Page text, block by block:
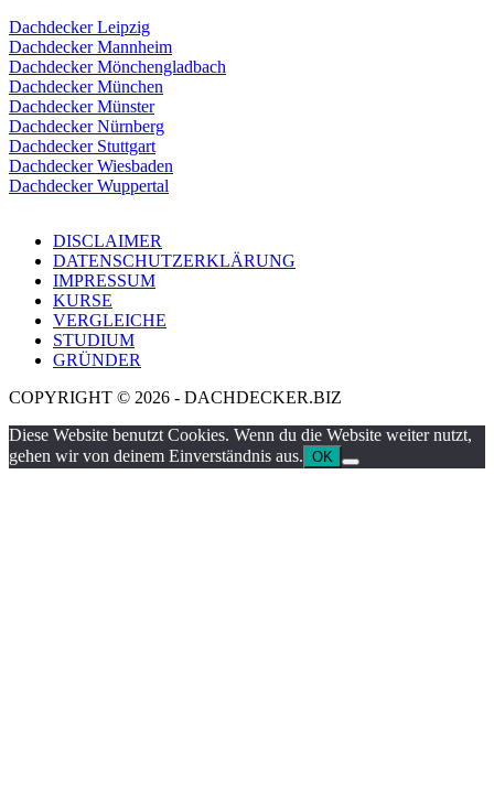
Dachdecker Leipzig
Dachdecker Mannheim
Dachdecker Mönchengladbach
Dachdecker München
Dachdecker Münster
Dachdecker Nürnberg
Dachdecker Stuttgart
Dachdecker Wiesbaden
Dachdecker Wuppertal
DISCLAIMER
DATENSCHUTZERKLÄRUNG
IMPRESSUM
KURSE
VERGLEICHE
STUDIUM
GRÜNDER
COPYRIGHT © 2026 - DACHDECKER.BIZ
Diese Website benutzt Cookies. Wenn du die Website weiter nutzt,
gehen wir von deinem Einverständnis aus. OK